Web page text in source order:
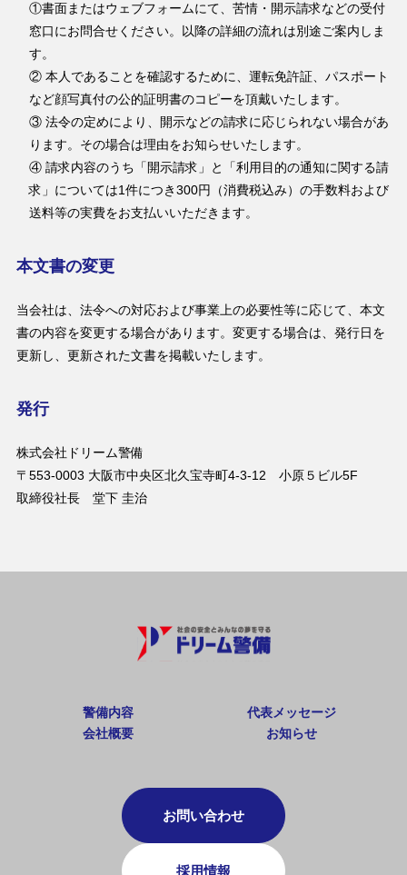
①書面またはウェブフォームにて、苦情・開示請求などの受付
窓口にお問合せください。以降の詳細の流れは別途ご案内しま
す。
② 本人であることを確認するために、運転免許証、パスポート
など顔写真付の公的証明書のコピーを頂戴いたします。
③ 法令の定めにより、開示などの請求に応じられない場合があ
ります。その場合は理由をお知らせいたします。
④ 請求内容のうち「開示請求」と「利用目的の通知に関する請
求」については1件につき300円（消費税込み）の手数料および
送料等の実費をお支払いいただきます。
本文書の変更
当会社は、法令への対応および事業上の必要性等に応じて、本文
書の内容を変更する場合があります。変更する場合は、発行日を
更新し、更新された文書を掲載いたします。
発行
株式会社ドリーム警備
〒553-0003 大阪市中央区北久宝寺町4-3-12 小原５ビル5F
取締役社長 堂下 圭治
警備内容
代表メッセージ
会社概要
お知らせ
お問い合わせ
採用情報